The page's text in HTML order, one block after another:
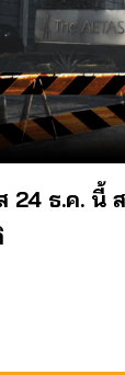
24 ธ.ค. นี้